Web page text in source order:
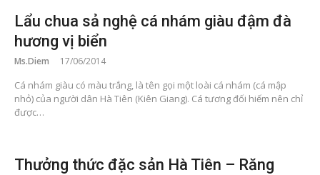
Lẩu chua sả nghệ cá nhám giàu đậm đà
hương vị biển
Ms.Diem 17/06/2014
Cá nhám giàu có màu trắng, là tên gọi một loài cá nhám (cá mập
nhỏ) của người dân Hà Tiên (Kiên Giang). Cá tương đối hiếm nên chỉ
được…
Thưởng thức đặc sản Hà Tiên – Răng